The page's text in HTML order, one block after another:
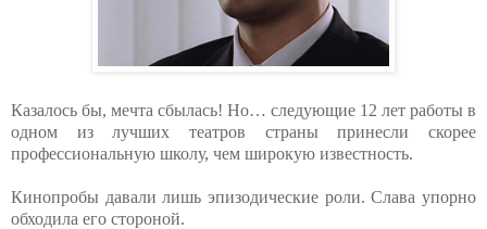
Казалось бы, мечта сбылась! Но… следующие 12 лет работы в
одном из лучших театров страны принесли скорее
профессиональную школу, чем широкую известность.
Кинопробы давали лишь эпизодические роли. Слава упорно
обходила его стороной.